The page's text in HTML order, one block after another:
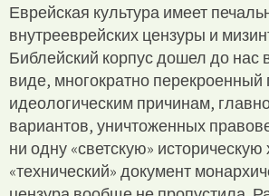
Еврейская культура имеет
внутрееврейских цензуры и
Библейский корпус дошел до нас
виде, многократно перекроенный
идеологическим причинам,
вариантов, уничтоженных
ни одну «светскую»
«технический» документ